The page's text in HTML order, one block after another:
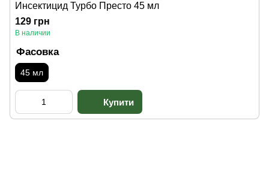
Инсектицид Турбо Престо 45 мл
129 грн
В наличии
Фасовка
45 мл